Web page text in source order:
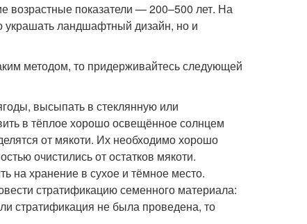
возрастные показатели — 200–500 лет. На
украшать ландшафтный дизайн, но и
методом, то придерживайтесь следующей
высыпать в стеклянную или
в тёплое хорошо освещённое солнцем
от мякоти. Их необходимо хорошо
очистились от остатков мякоти.
на хранение в сухое и тёмное место.
стратификацию семенного материала:
стратификация не была проведена, то